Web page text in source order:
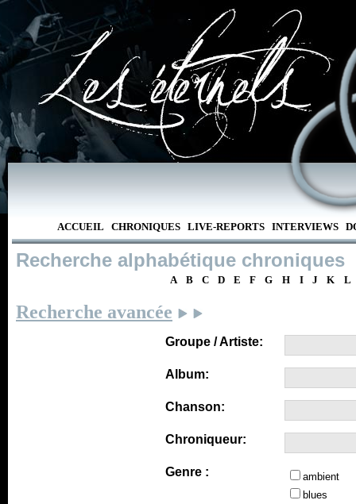
ACCUEIL CHRONIQUES LIVE-REPORTS INTERVIEWS
Recherche alphabétique chroniques
A B C D E F G H I J K L
Recherche avancée
Groupe / Artiste:
Album:
Chanson:
Chroniqueur:
Genre :
ambient
blues